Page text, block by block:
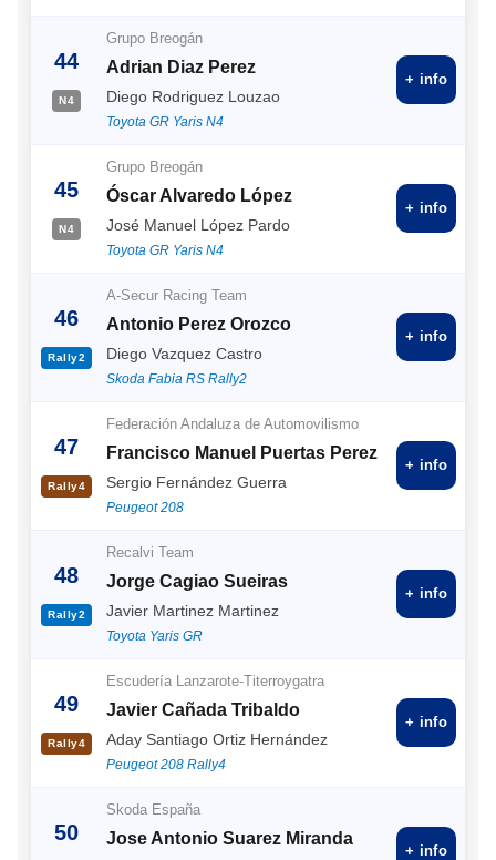
44
N4
Grupo Breogán
Adrian Diaz Perez
Diego Rodriguez Louzao
Toyota GR Yaris N4
+ info
45
N4
Grupo Breogán
Óscar Alvaredo López
José Manuel López Pardo
Toyota GR Yaris N4
+ info
46
Rally2
A-Secur Racing Team
Antonio Perez Orozco
Diego Vazquez Castro
Skoda Fabia RS Rally2
+ info
47
Rally4
Federación Andaluza de Automovilismo
Francisco Manuel Puertas Perez
Sergio Fernández Guerra
Peugeot 208
+ info
48
Rally2
Recalvi Team
Jorge Cagiao Sueiras
Javier Martinez Martinez
Toyota Yaris GR
+ info
49
Rally4
Escudería Lanzarote-Titerroygatra
Javier Cañada Tribaldo
Aday Santiago Ortiz Hernández
Peugeot 208 Rally4
+ info
50
Skoda España
Jose Antonio Suarez Miranda
+ info